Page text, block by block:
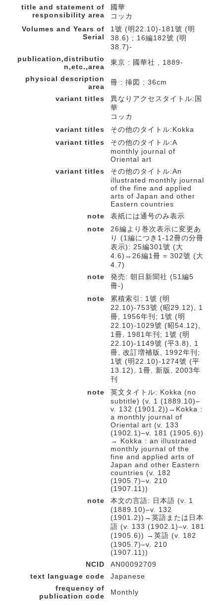
title and statement of
responsibility area
國華
コッカ
Volumes and Years of
Serial
1號 (明22.10)-181號 (明
38.6) ; 16編182號 (明
38.7)-
publication,distributio
n,etc.,area
東京 : 國華社 , 1889-
physical description
area
冊 : 挿図 ; 36cm
variant titles
異なりアクセスタイトル:国
華
コッカ
variant titles
その他のタイトル:Kokka
variant titles
その他のタイトル:A
monthly journal of
Oriental art
variant titles
その他のタイトル:An
illustrated monthly journal
of the fine and applied
arts of Japan and other
Eastern countries
note
表紙には通号のみ表示
note
26編より巻次表示に変更あ
り (1編につき1-12冊の分冊
表示): 25編301號 (大
4.6)→26編1冊 = 302號 (大
4.7)
note
発売: 朝日新聞社 (51編5
冊-)
note
累積索引: 1號 (明
22.10)-753號 (昭29.12), 1
冊, 1956年刊; 1號 (明
22.10)-1029號 (昭54.12),
1冊, 1981年刊; 1號 (明
22.10)-1149號 (平3.8), 1
冊, 改訂増補版, 1992年刊;
1號 (明22.10)-1274號 (平
13.12), 1冊, 新版, 2003年
刊
note
英文タイトル: Kokka (no
subtitle) (v. 1 (1889.10)–
v. 132 (1901.2))→Kokka :
a monthly journal of
Oriental art (v. 133
(1902.1)–v. 181 (1905.6))
→ Kokka : an illustrated
monthly journal of the
fine and applied arts of
Japan and other Eastern
countries (v. 182
(1905.7)–v. 210
(1907.11))
note
本文の言語: 日本語 (v. 1
(1889.10)–v. 132
(1901.2))→英語または日本
語 (v. 133 (1902.1)–v. 181
(1905.6)) →英語 (v. 182
(1905.7)–v. 210
(1907.11))
NCID
AN00092709
text language code
Japanese
frequency of
publication code
Monthly